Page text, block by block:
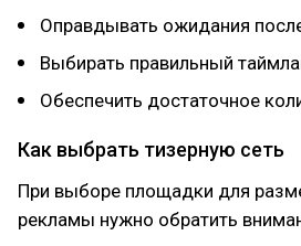
Оправдывать ожидания
Выбирать правильный
Обеспечить достаточное
Как выбрать тизерную сеть
При выборе площадки для
рекламы нужно обратить